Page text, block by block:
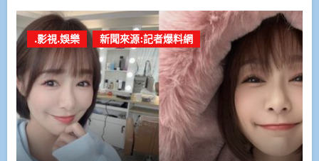
.影視.娛樂 新聞來源:記者爆料網